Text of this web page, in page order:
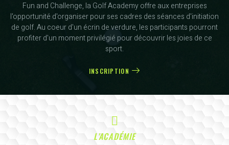
Fun and Challenge, la Golf Academy offre aux entreprises
l'opportunité d'organiser pour ses cadres des séances d'initiation
de golf. Au coeur d'un écrin de verdure, les participants pourront
profiter d'un moment privilégié pour découvrir les joies de ce
sport.
INSCRIPTION
L'ACADÉMIE